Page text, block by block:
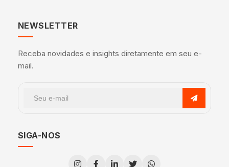
NEWSLETTER
Receba novidades e insights diretamente em seu e-
mail.
SIGA-NOS